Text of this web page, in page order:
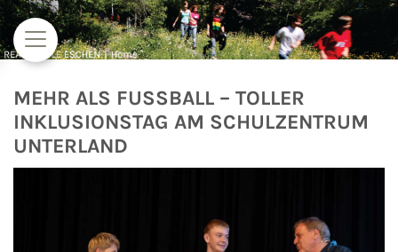
Zum Inhalt springen
MEHR ALS FUSSBALL – TOLLER
INKLUSIONSTAG AM SCHULZENTRUM
UNTERLAND